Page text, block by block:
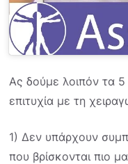
Ας δούμε λοιπόν τα 5
επιτυχία με τη
1) Δεν υπάρχουν
που βρίσκονται πιο